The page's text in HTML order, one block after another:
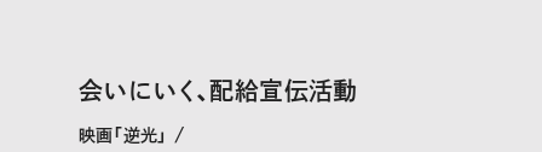
会いにいく、配給宣伝活動
映画「逆光」 /